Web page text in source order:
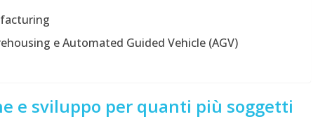
e Automated Guided Vehicle (AGV)
e sviluppo per quanti più soggetti